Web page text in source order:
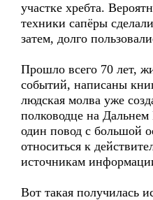
участке хребта.
техники сапёры
затем, долго
Прошло всего 70 лет,
событий, написаны
людская молва уже
полководце на
один повод с большой
относиться к
источникам
Вот такая получилась